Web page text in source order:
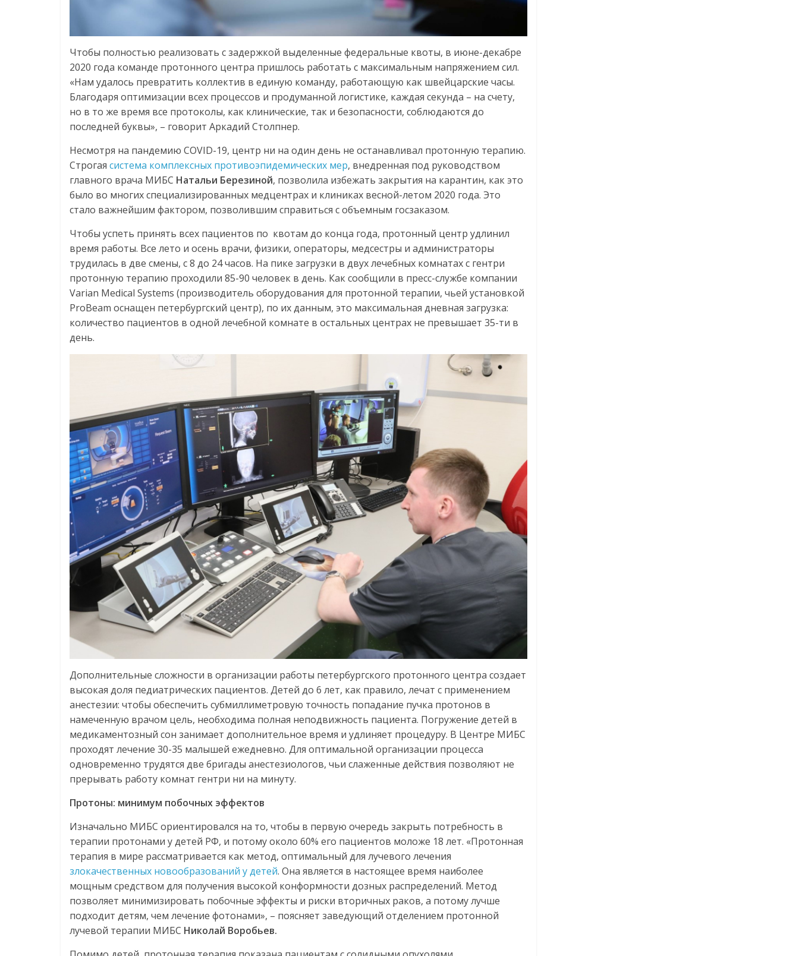
Чтобы полностью реализовать с задержкой выделенные федеральные квоты, в июне-декабре
2020 года команде протонного центра пришлось работать с максимальным напряжением сил.
«Нам удалось превратить коллектив в единую команду, работающую как швейцарские часы.
Благодаря оптимизации всех процессов и продуманной логистике, каждая секунда – на счету,
но в то же время все протоколы, как клинические, так и безопасности, соблюдаются до
последней буквы», – говорит Аркадий Столпнер.
Несмотря на пандемию COVID-19, центр ни на один день не останавливал протонную терапию.
Строгая система комплексных противоэпидемических мер, внедренная под руководством
главного врача МИБС Натальи Березиной, позволила избежать закрытия на карантин, как это
было во многих специализированных медцентрах и клиниках весной-летом 2020 года. Это
стало важнейшим фактором, позволившим справиться с объемным госзаказом.
Чтобы успеть принять всех пациентов по квотам до конца года, протонный центр удлинил
время работы. Все лето и осень врачи, физики, операторы, медсестры и администраторы
трудилась в две смены, с 8 до 24 часов. На пике загрузки в двух лечебных комнатах с гентри
протонную терапию проходили 85-90 человек в день. Как сообщили в пресс-службе компании
Varian Medical Systems (производитель оборудования для протонной терапии, чьей установкой
ProBeam оснащен петербургский центр), по их данным, это максимальная дневная загрузка:
количество пациентов в одной лечебной комнате в остальных центрах не превышает 35-ти в
день.
Дополнительные сложности в организации работы петербургского протонного центра создает
высокая доля педиатрических пациентов. Детей до 6 лет, как правило, лечат с применением
анестезии: чтобы обеспечить субмиллиметровую точность попадание пучка протонов в
намеченную врачом цель, необходима полная неподвижность пациента. Погружение детей в
медикаментозный сон занимает дополнительное время и удлиняет процедуру. В Центре МИБС
проходят лечение 30-35 малышей ежедневно. Для оптимальной организации процесса
одновременно трудятся две бригады анестезиологов, чьи слаженные действия позволяют не
прерывать работу комнат гентри ни на минуту.
Протоны: минимум побочных эффектов
Изначально МИБС ориентировался на то, чтобы в первую очередь закрыть потребность в
терапии протонами у детей РФ, и потому около 60% его пациентов моложе 18 лет. «Протонная
терапия в мире рассматривается как метод, оптимальный для лучевого лечения
злокачественных новообразований у детей. Она является в настоящее время наиболее
мощным средством для получения высокой конформности дозных распределений. Метод
позволяет минимизировать побочные эффекты и риски вторичных раков, а потому лучше
подходит детям, чем лечение фотонами», – поясняет заведующий отделением протонной
лучевой терапии МИБС Николай Воробьев.